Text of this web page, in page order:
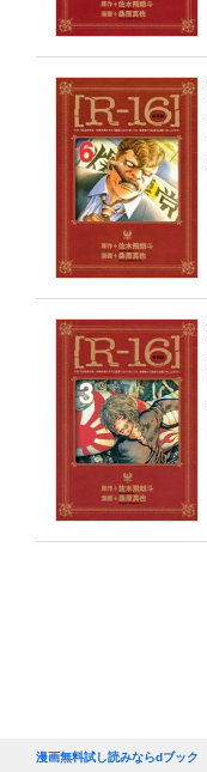
漫画無料試し読みならdブック